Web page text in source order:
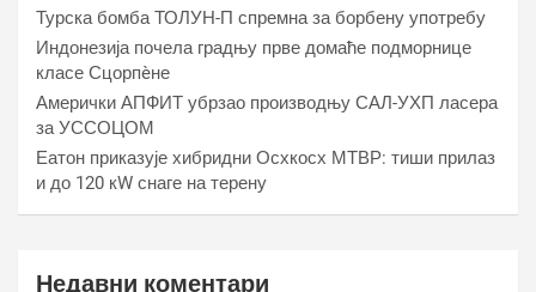
Турска бомба ТОЛУН-П спремна за борбену употребу
Индонезија почела градњу прве домаће подморнице
класе Сцорпèне
Амерички АПФИТ убрзао производњу САЛ-УХП ласера
за УССОЦОМ
Еатон приказује хибридни Осхкосх МТВР: тиши прилаз
и до 120 кW снаге на терену
Недавни коментари